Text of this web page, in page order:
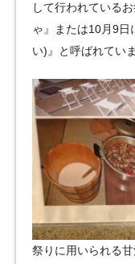
して行われている
ゃ』または10月9日
い)』と呼ばれていま
祭りに用いられる